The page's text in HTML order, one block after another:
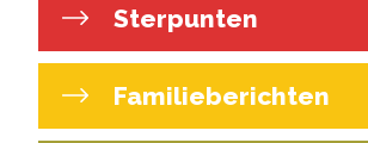
Sterpunten
Familieberichten